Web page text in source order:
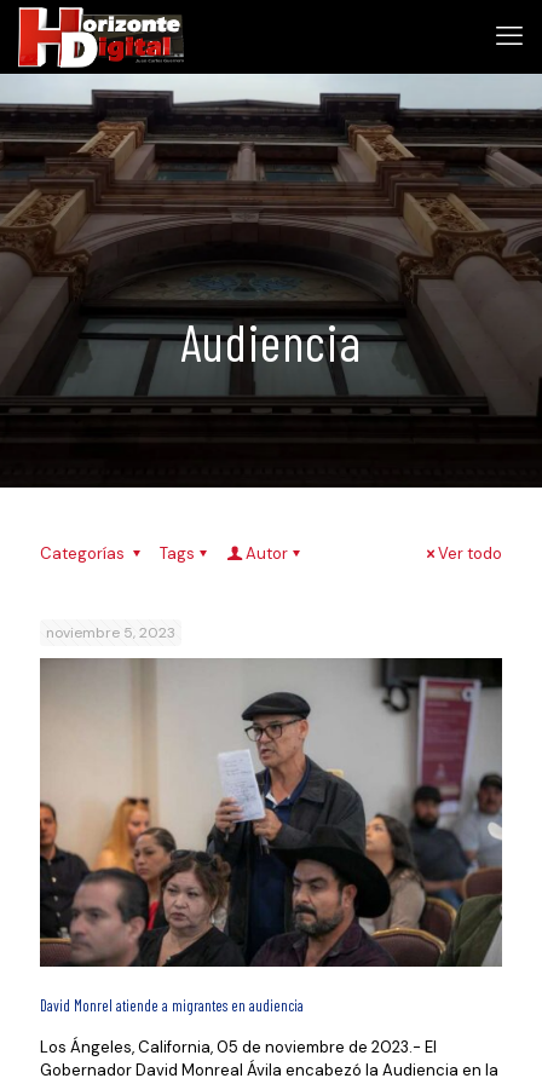
Audiencia
Categorías Tags Autor Ver todo
noviembre 5, 2023
David Monrel atiende a migrantes en audiencia
Los Ángeles, California, 05 de noviembre de 2023.- El
Gobernador David Monreal Ávila encabezó la Audiencia en la